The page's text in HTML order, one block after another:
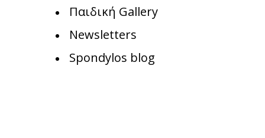
Παιδική Gallery
Newsletters
Spondylos blog